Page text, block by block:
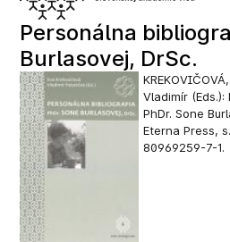
Personálna
Burlasovej, DrSc.
Vladimír
PhDr. Sone
Eterna Press,
80969259-7-1.